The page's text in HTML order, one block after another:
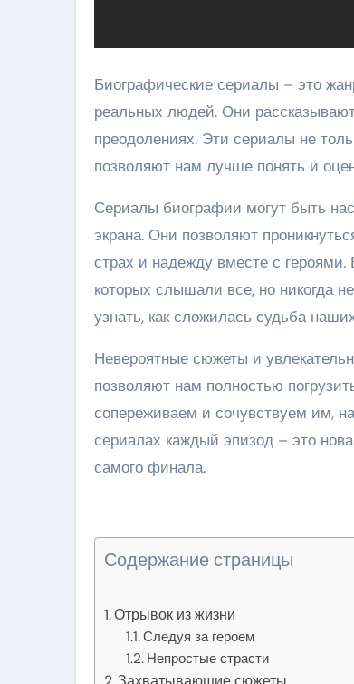
Биографические сериалы – это
реальных людей. Они
преодолениях. Эти сериалы не
позволяют нам лучше понять и
Сериалы биографии могут быть
экрана. Они позволяют
страх и надежду вместе с
которых слышали все, но никогда
узнать, как сложилась судьба
Невероятные сюжеты и
позволяют нам полностью
сопереживаем и сочувствуем им,
сериалах каждый эпизод – это
самого финала.
Содержание страницы
Отрывок из жизни
Следуя за героем
Непростые страсти